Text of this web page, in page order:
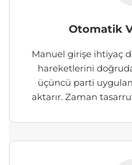
Otomatik
Manuel girişe ihtiyaç
hareketlerini
üçüncü parti
aktarır. Zaman